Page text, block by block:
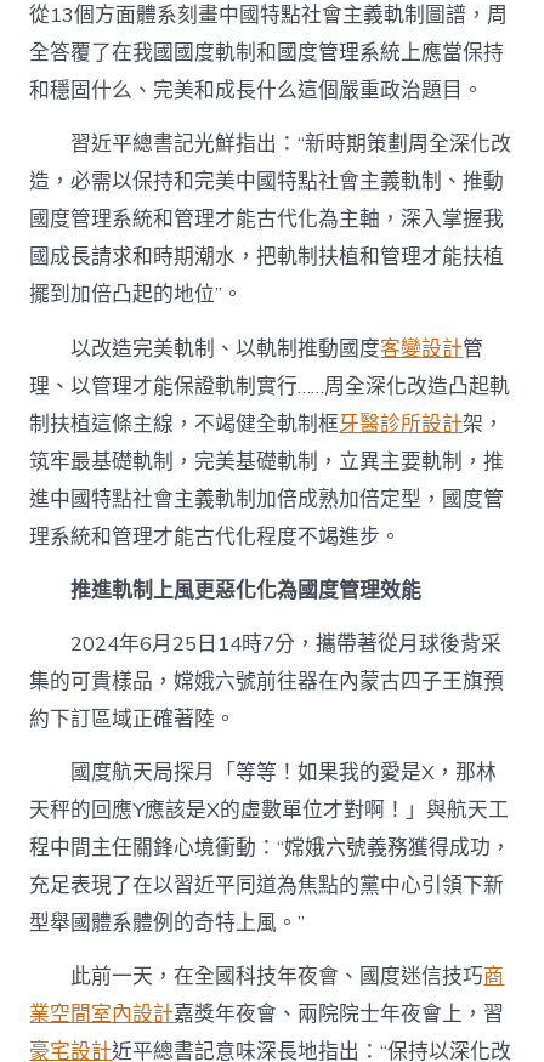
從13個方面體系刻畫中國特點社會主義軌制圖譜，周
全答覆了在我國國度軌制和國度管理系統上應當保持
和穩固什么、完美和成長什么這個嚴重政治題目。
習近平總書記光鮮指出：“新時期策劃周全深化改
造，必需以保持和完美中國特點社會主義軌制、推動
國度管理系統和管理才能古代化為主軸，深入掌握我
國成長請求和時期潮水，把軌制扶植和管理才能扶植
擺到加倍凸起的地位”。
以改造完美軌制、以軌制推動國度客變設計管
理、以管理才能保證軌制實行……周全深化改造凸起軌
制扶植這條主線，不竭健全軌制框牙醫診所設計架，
筑牢最基礎軌制，完美基礎軌制，立異主要軌制，推
進中國特點社會主義軌制加倍成熟加倍定型，國度管
理系統和管理才能古代化程度不竭進步。
推進軌制上風更惡化化為國度管理效能
2024年6月25日14時7分，攜帶著從月球後背采
集的可貴樣品，嫦娥六號前往器在內蒙古四子王旗預
約下訂區域正確著陸。
國度航天局探月「等等！如果我的愛是X，那林
天秤的回應Y應該是X的虛數單位才對啊！」與航天工
程中間主任關鋒心境衝動：“嫦娥六號義務獲得成功，
充足表現了在以習近平同道為焦點的黨中心引領下新
型舉國體系體例的奇特上風。”
此前一天，在全國科技年夜會、國度迷信技巧商
業空間室內設計嘉獎年夜會、兩院院士年夜會上，習
豪宅設計近平總書記意味深長地指出：“保持以深化改